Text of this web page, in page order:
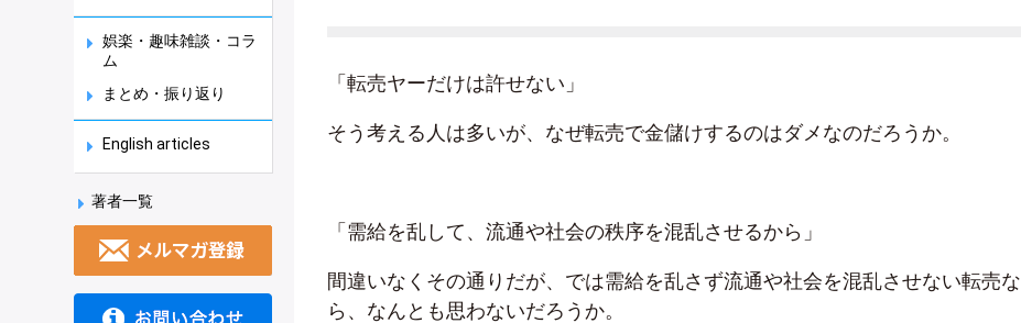
娯楽・趣味雑談・コラ
ム
まとめ・振り返り
English articles
著者一覧
「転売ヤーだけは許せない」
そう考える人は多いが、なぜ転売で金儲けするのはダメなのだろうか。
「需給を乱して、流通や社会の秩序を混乱させるから」
間違いなくその通りだが、では需給を乱さず流通や社会を混乱させない転売な
ら、なんとも思わないだろうか。